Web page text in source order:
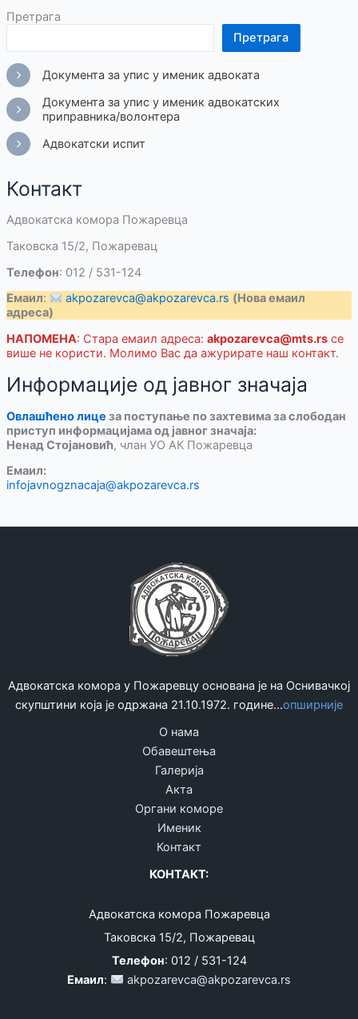
Претрага
Претрага
Документа за упис у именик адвоката
Документа за упис у именик адвокатских
приправника/волонтера
Адвокатски испит
Контакт
Адвокатска комора Пожаревца
Таковска 15/2, Пожаревац
Телефон: 012 / 531-124
Емаил: akpozarevca@akpozarevca.rs (Нова емаил
адреса)
НАПОМЕНА: Стара емаил адреса: akpozarevca@mts.rsсе
више не користи. Молимо Вас да ажурирате наш контакт.
Информације од јавног значаја
Овлашћено лице за поступање по захтевима за слободан
приступ информацијама од јавног значаја:
Ненад Стојановић, члан УО АК Пожаревца
Емаил:
infojavnogznacaja@akpozarevca.rs
Адвокатска комора у Пожаревцу основана је на Оснивачкој
скупштини која је одржана 21.10.1972. године...опширније
О нама
Обавештења
Галерија
Акта
Органи коморе
Именик
Контакт
КОНТАКТ:
Адвокатска комора Пожаревца
Таковска 15/2, Пожаревац
Телефон: 012 / 531-124
Емаил: akpozarevca@akpozarevca.rs